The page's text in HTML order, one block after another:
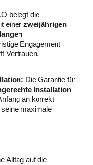
belegt die
einerzweijährigen
Engagement
Vertrauen.
Die Garantie für
Installation
an korrekt
maximale
Alltag auf die